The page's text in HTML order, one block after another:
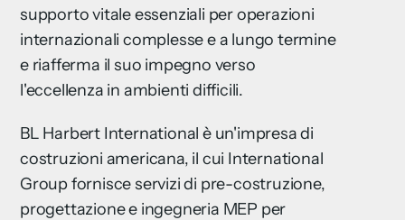
supporto vitale essenziali per operazioni
internazionali complesse e a lungo termine
e riafferma il suo impegno verso
l'eccellenza in ambienti difficili.
BL Harbert International è un'impresa di
costruzioni americana, il cui International
Group fornisce servizi di pre-costruzione,
progettazione e ingegneria MEP per